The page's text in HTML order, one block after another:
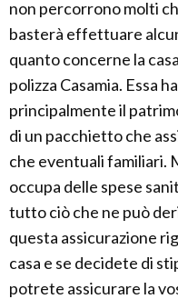
non percorrono molti
basterà effettuare
quanto concerne la
polizza Casamia. Essa
principalmente il
di un pacchietto che
che eventuali familiari.
occupa delle spese
tutto ciò che ne può
questa assicurazione
casa e se decidete di
potrete assicurare la